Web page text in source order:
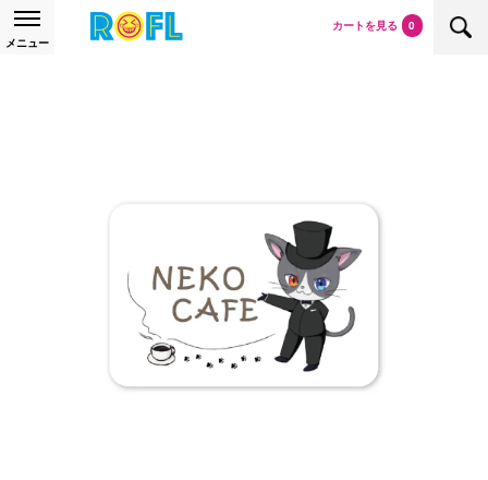
メニュー
カートを見る 0